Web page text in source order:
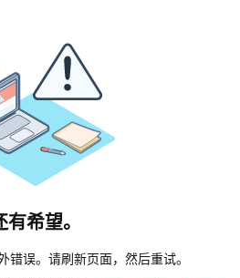
有希望。
错误。请刷新页面，然后重试。